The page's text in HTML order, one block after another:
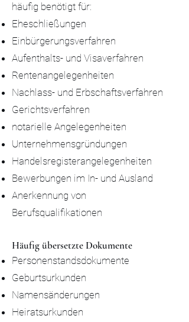
häufig benötigt für:
Eheschließungen
Einbürgerungsverfahren
Aufenthalts- und Visaverfahren
Rentenangelegenheiten
Nachlass- und Erbschaftsverfahren
Gerichtsverfahren
notarielle Angelegenheiten
Unternehmensgründungen
Handelsregisterangelegenheiten
Bewerbungen im In- und Ausland
Anerkennung von
Berufsqualifikationen
Häufig übersetzte Dokumente
Personenstandsdokumente
Geburtsurkunden
Namensänderungen
Heiratsurkunden